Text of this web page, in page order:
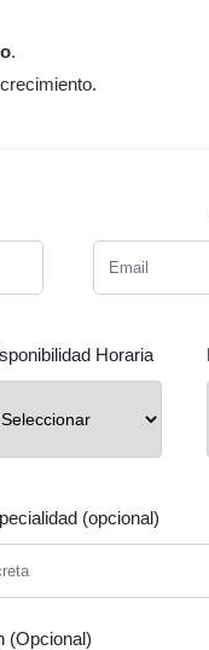
.
Horaria
(opcional)
(Opcional)